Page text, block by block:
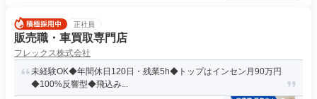
正社員
販売職・車買取専門店
フレックス株式会社
未経験OK◆年間休日120日・残業5h◆トップはインセン月90万円
◆100%反響型◆飛込み...